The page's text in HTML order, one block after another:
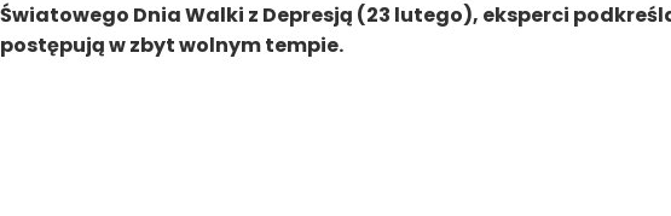
Światowego Dnia Walki z Depresją (23 lutego), eksperci
postępują w zbyt wolnym tempie.